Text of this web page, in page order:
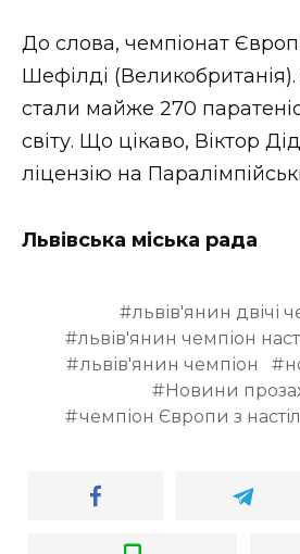
ВІДЕО
До слова, чемпіонат
Шефілді
стали майже 270
світу. Що цікаво, Віктор
ліцензію на
Львівська міська рада
львів'янин двічі
львів'янин чемпіон
львів'янин чемпіон
Новини
чемпіон Європи з